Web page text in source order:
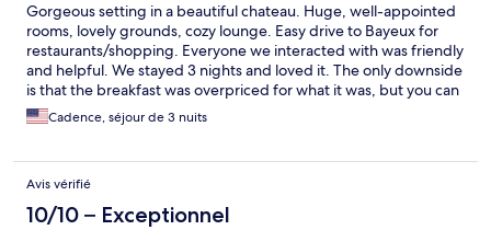
Gorgeous setting in a beautiful chateau. Huge, well-appointed
rooms, lovely grounds, cozy lounge. Easy drive to Bayeux for
restaurants/shopping. Everyone we interacted with was friendly
and helpful. We stayed 3 nights and loved it. The only downside
is that the breakfast was overpriced for what it was, but you can
skip it.Cadence, séjour de 3 nuits
Avis vérifié
10/10 – Exceptionnel